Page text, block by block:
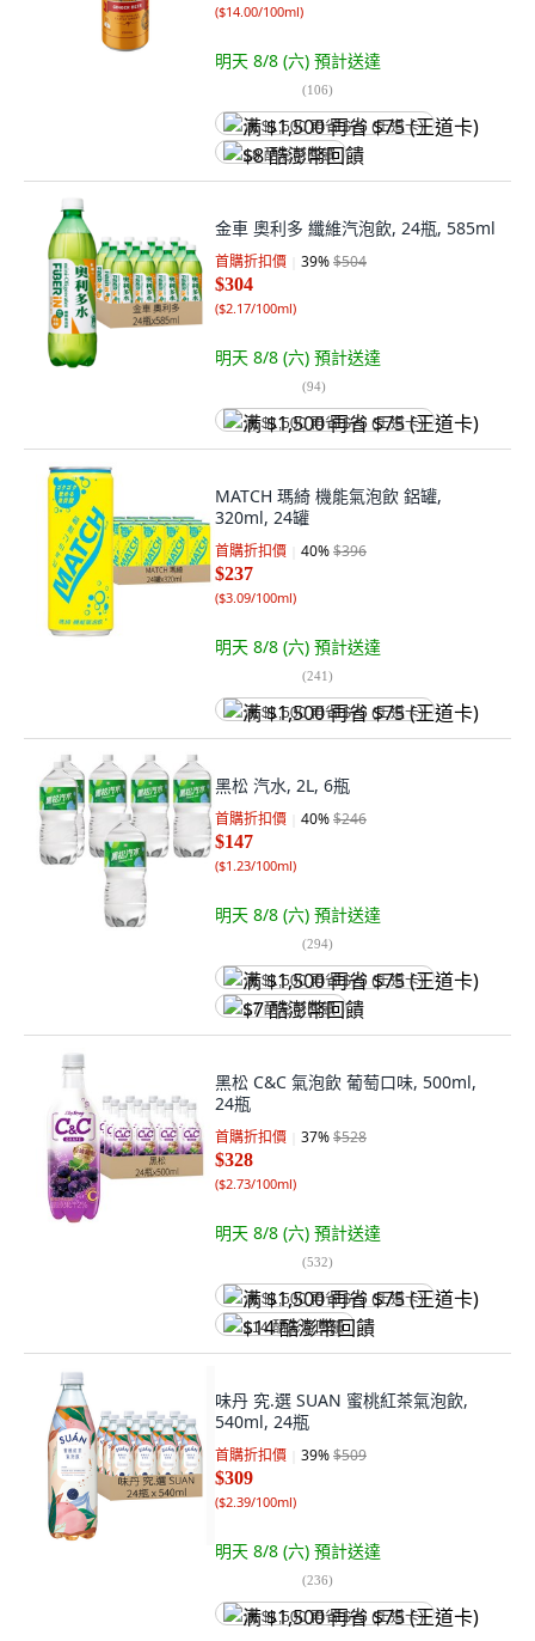
($14.00/100ml)
明天 8/8 (六) 預計送達
(106)
满 $1,500 再省 $75 (王道卡)
$8 酷澎幣回饋
金車 奧利多 纖維汽泡飲, 24瓶, 585ml
首購折扣價 39%$504
$304
($2.17/100ml)
明天 8/8 (六) 預計送達
(94)
满 $1,500 再省 $75 (王道卡)
MATCH 瑪綺 機能氣泡飲 鋁罐,
320ml, 24罐
首購折扣價 40%$396
$237
($3.09/100ml)
明天 8/8 (六) 預計送達
(241)
满 $1,500 再省 $75 (王道卡)
黑松 汽水, 2L, 6瓶
首購折扣價 40%$246
$147
($1.23/100ml)
明天 8/8 (六) 預計送達
(294)
满 $1,500 再省 $75 (王道卡)
$7 酷澎幣回饋
黑松 C&C 氣泡飲 葡萄口味, 500ml,
24瓶
首購折扣價 37%$528
$328
($2.73/100ml)
明天 8/8 (六) 預計送達
(532)
满 $1,500 再省 $75 (王道卡)
$14 酷澎幣回饋
味丹 究.選 SUAN 蜜桃紅茶氣泡飲,
540ml, 24瓶
首購折扣價 39%$509
$309
($2.39/100ml)
明天 8/8 (六) 預計送達
(236)
满 $1,500 再省 $75 (王道卡)